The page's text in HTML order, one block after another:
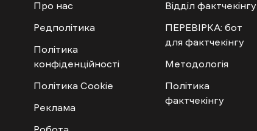
Про нас
Редполітика
Політика
конфіденційності
Політика Cookie
Реклама
Відділ фактчекінгу
ПЕРЕВІРКА: бот
для фактчекінгу
Методологія
Політика
фактчекінгу